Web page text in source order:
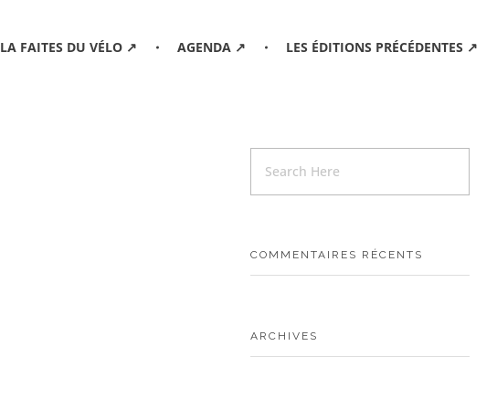
LA FAITES DU VÉLO ↗ AGENDA ↗ LES ÉDITIONS PRÉCÉDENTES ↗
COMMENTAIRES RÉCENTS
ARCHIVES